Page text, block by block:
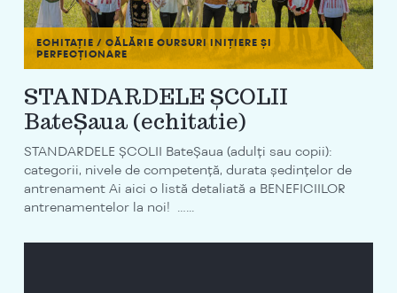
ECHITAȚIE / CĂLĂRIE CURSURI INIȚIERE ȘI
PERFECȚIONARE
STANDARDELE ȘCOLII
BateȘaua (echitatie)
STANDARDELE ȘCOLII BateȘaua (adulți sau copii):
categorii, nivele de competență, durata ședințelor de
antrenament Ai aici o listă detaliată a BENEFICIILOR
antrenamentelor la noi! …...